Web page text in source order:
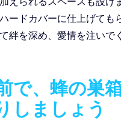
ードカバーに仕上げて
絆を深め、愛情を注いで
で、蜂の巣
しましょう